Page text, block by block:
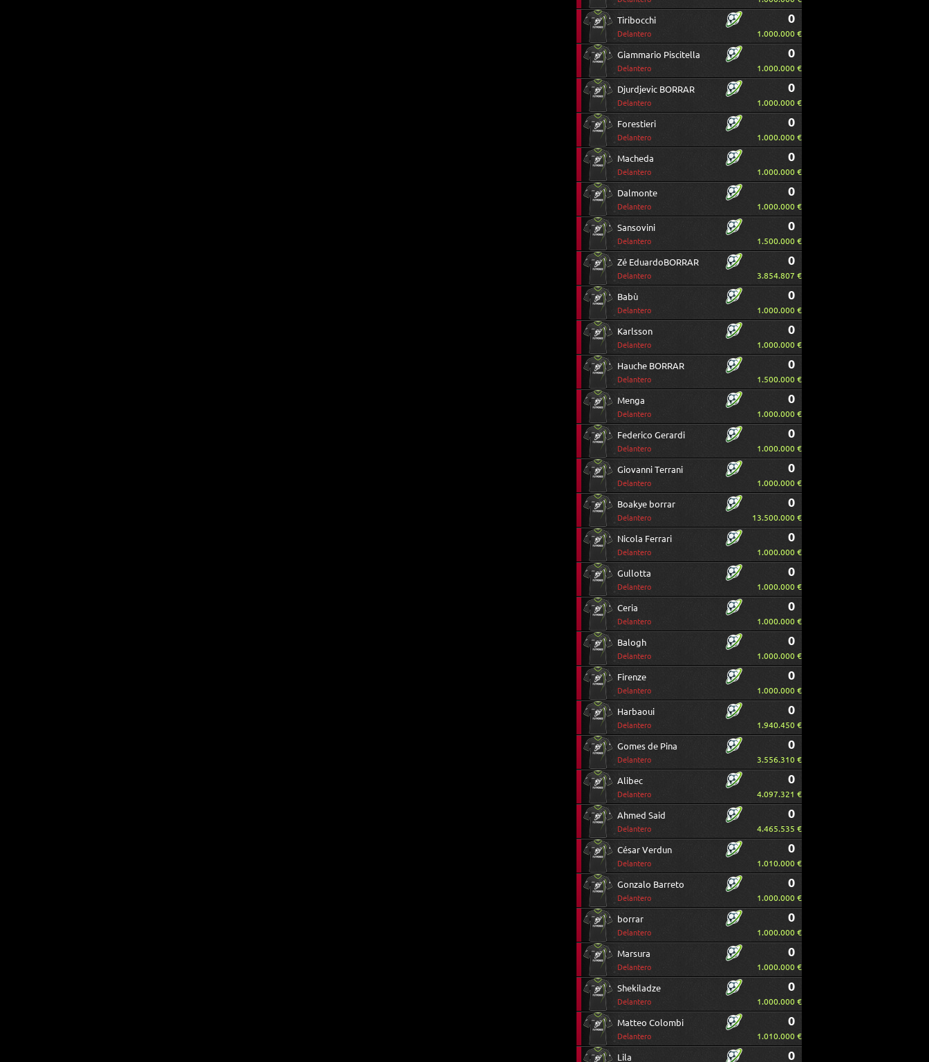
Tiribocchi
Delantero
0
1.000.000 €
Giammario Piscitella
Delantero
0
1.000.000 €
Djurdjevic BORRAR
Delantero
0
1.000.000 €
Forestieri
Delantero
0
1.000.000 €
Macheda
Delantero
0
1.000.000 €
Dalmonte
Delantero
0
1.000.000 €
Sansovini
Delantero
0
1.500.000 €
Zé EduardoBORRAR
Delantero
0
3.854.807 €
Babù
Delantero
0
1.000.000 €
Karlsson
Delantero
0
1.000.000 €
Hauche BORRAR
Delantero
0
1.500.000 €
Menga
Delantero
0
1.000.000 €
Federico Gerardi
Delantero
0
1.000.000 €
Giovanni Terrani
Delantero
0
1.000.000 €
Boakye borrar
Delantero
0
13.500.000 €
Nicola Ferrari
Delantero
0
1.000.000 €
Gullotta
Delantero
0
1.000.000 €
Ceria
Delantero
0
1.000.000 €
Balogh
Delantero
0
1.000.000 €
Firenze
Delantero
0
1.000.000 €
Harbaoui
Delantero
0
1.940.450 €
Gomes de Pina
Delantero
0
3.556.310 €
Alibec
Delantero
0
4.097.321 €
Ahmed Said
Delantero
0
4.465.535 €
César Verdun
Delantero
0
1.010.000 €
Gonzalo Barreto
Delantero
0
1.000.000 €
borrar
Delantero
0
1.000.000 €
Marsura
Delantero
0
1.000.000 €
Shekiladze
Delantero
0
1.000.000 €
Matteo Colombi
Delantero
0
1.010.000 €
Lila 0